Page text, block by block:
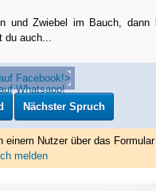
und Zwiebel im Bauch, dann
du auch...
Nächster Spruch
einem Nutzer über das Formular
melden